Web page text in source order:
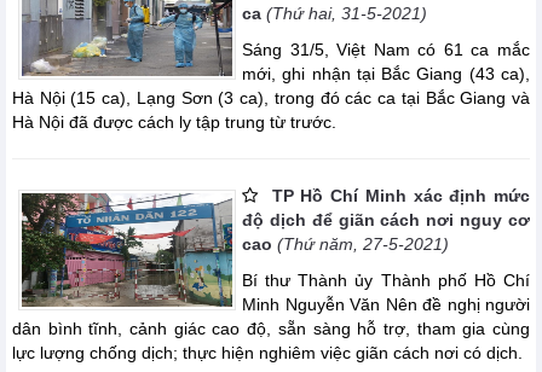
ca (Thứ hai, 31-5-2021)
Sáng 31/5, Việt Nam có 61 ca mắc
mới, ghi nhận tại Bắc Giang (43 ca),
Hà Nội (15 ca), Lạng Sơn (3 ca), trong đó các ca tại Bắc Giang và
Hà Nội đã được cách ly tập trung từ trước.
TP Hồ Chí Minh xác định mức
độ dịch để giãn cách nơi nguy cơ
cao (Thứ năm, 27-5-2021)
Bí thư Thành ủy Thành phố Hồ Chí
Minh Nguyễn Văn Nên đề nghị người
dân bình tĩnh, cảnh giác cao độ, sẵn sàng hỗ trợ, tham gia cùng
lực lượng chống dịch; thực hiện nghiêm việc giãn cách nơi có dịch.